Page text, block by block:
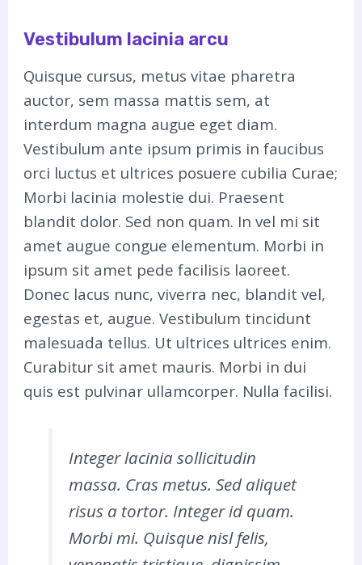
Vestibulum lacinia arcu
Quisque cursus, metus vitae pharetra
auctor, sem massa mattis sem, at
interdum magna augue eget diam.
Vestibulum ante ipsum primis in faucibus
orci luctus et ultrices posuere cubilia Curae;
Morbi lacinia molestie dui. Praesent
blandit dolor. Sed non quam. In vel mi sit
amet augue congue elementum. Morbi in
ipsum sit amet pede facilisis laoreet.
Donec lacus nunc, viverra nec, blandit vel,
egestas et, augue. Vestibulum tincidunt
malesuada tellus. Ut ultrices ultrices enim.
Curabitur sit amet mauris. Morbi in dui
quis est pulvinar ullamcorper. Nulla facilisi.
Integer lacinia sollicitudin
massa. Cras metus. Sed aliquet
risus a tortor. Integer id quam.
Morbi mi. Quisque nisl felis,